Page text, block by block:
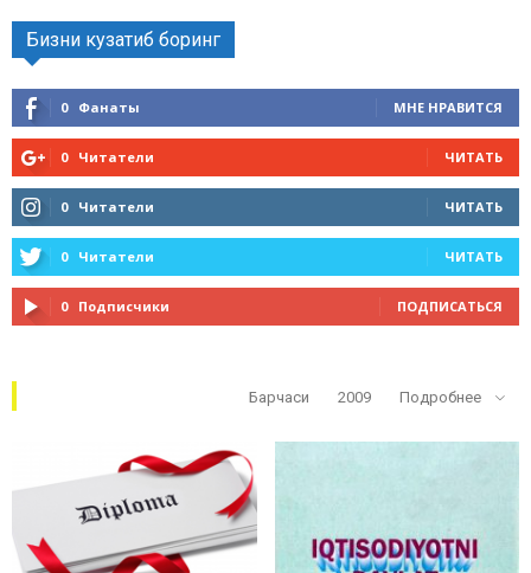
Бизни кузатиб боринг
0 Фанаты МНЕ НРАВИТСЯ
0 Читатели ЧИТАТЬ
0 Читатели ЧИТАТЬ
0 Читатели ЧИТАТЬ
0 Подписчики ПОДПИСАТЬСЯ
Барчаси 2009 Подробнее